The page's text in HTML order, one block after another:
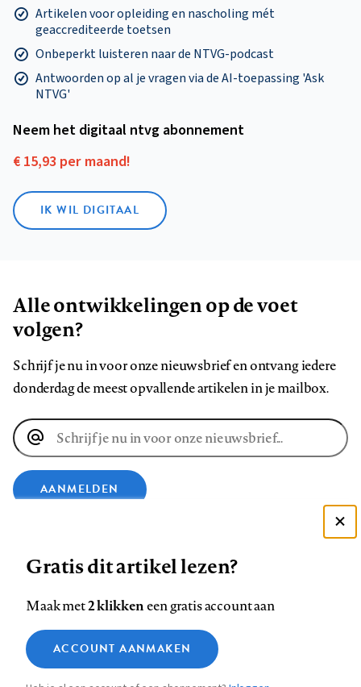
Artikelen voor opleiding en nascholing mét
geaccrediteerde toetsen
Onbeperkt luisteren naar de NTVG-podcast
Antwoorden op al je vragen via de AI-toepassing 'Ask
NTVG'
Neem het digitaal ntvg abonnement
€ 15,93 per maand!
IK WIL DIGITAAL
Alle ontwikkelingen op de voet
volgen?
Schrijf je nu in voor onze nieuwsbrief en ontvang iedere
donderdag de meest opvallende artikelen in je mailbox.
E-
mailadres
AANMELDEN
op
Facebook
op
LinkedIn
op
Bluesky
ons
op
InstagramYouTube
Footer
Contact Colofon Disclaimer Privacy
Medische vragen verdienen
betrouwbare antwoorden
Zie onze cookie policy
Analytische cookies
Gratis dit artikel lezen?
Maak met2 klikkeneen gratis account aan
ACCOUNT AANMAKEN